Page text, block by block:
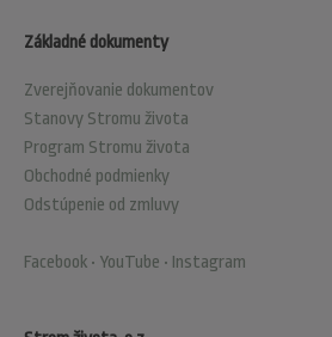
Základné dokumenty
Zverejňovanie dokumentov
Stanovy Stromu života
Program Stromu života
Obchodné podmienky
Odstúpenie od zmluvy
Facebook • YouTube • Instagram